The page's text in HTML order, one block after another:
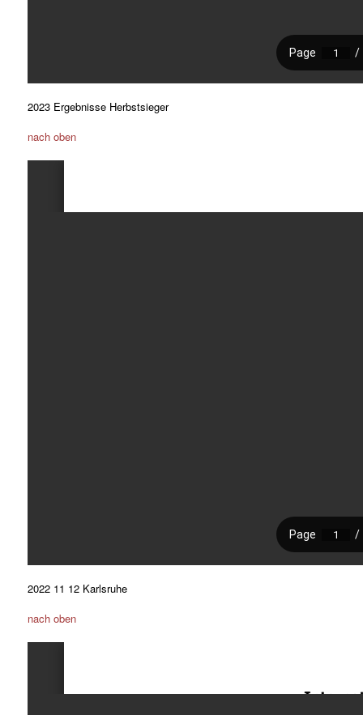
2023 Ergebnisse Herbstsieger
nach oben
2022 11 12 Karlsruhe
nach oben